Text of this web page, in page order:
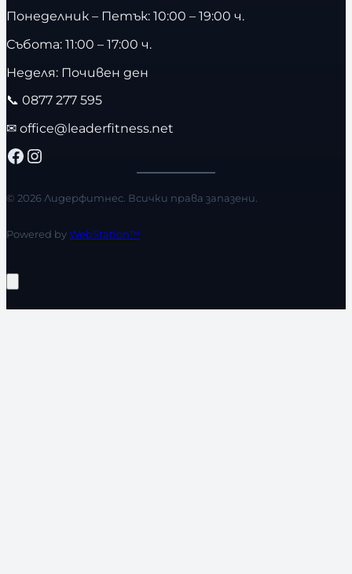
Понеделник – Петък: 10:00 – 19:00 ч.
Събота: 11:00 – 17:00 ч.
Неделя: Почивен ден
📞 0877 277 595
✉ office@leaderfitness.net
Facebook Instagram
© 2026 Лидерфитнес. Всички права запазени.
Powered byWebStation™